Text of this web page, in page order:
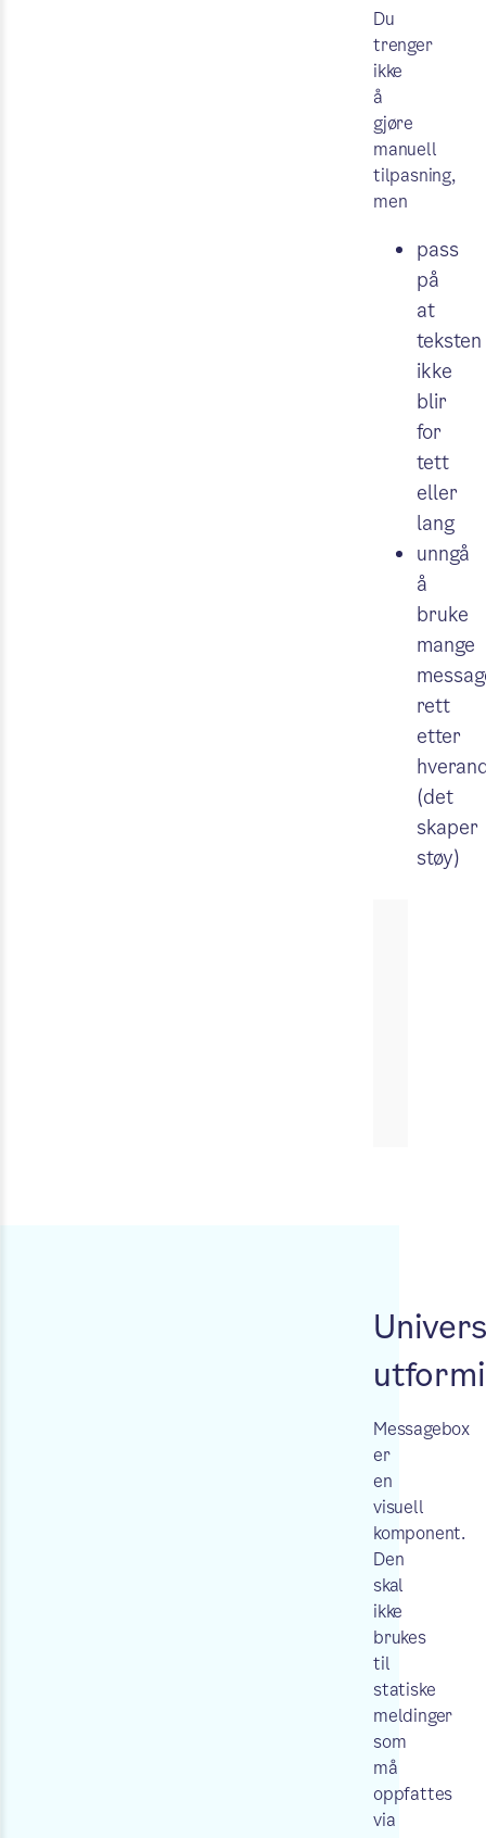
Du
trenger
ikke
å
gjøre
manuell
tilpasning,
men
pass
på
at
teksten
ikke
blir
for
tett
eller
lang
unngå
å
bruke
mange
rett
etter
(det
skaper
støy)
Messagebox
er
en
visuell
komponent.
Den
skal
ikke
brukes
til
statiske
meldinger
som
må
oppfattes
via